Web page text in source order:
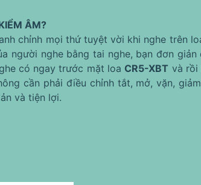
ÂM?
chỉnh mọi thứ tuyệt vời khi nghe trên
người nghe bằng tai nghe, bạn đơn
có ngay trước mặt loa CR5-XBT và rồi
cần phải điều chỉnh tắt, mở, vặn,
và tiện lợi.